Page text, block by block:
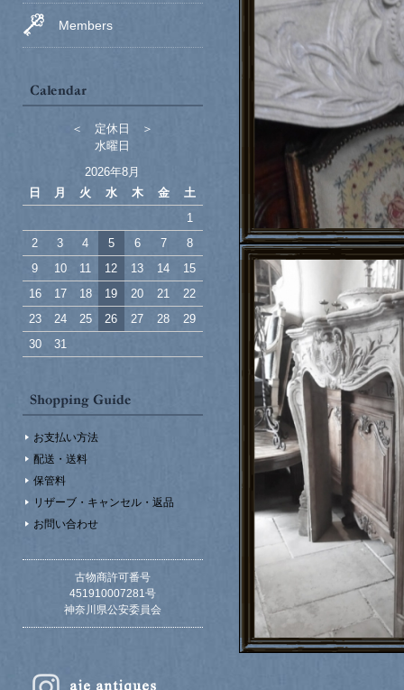
Members
＜ 定休日 ＞
水曜日
2026年8月
日
月 火 水 木 金
土
1
2
3 4 5 6 7
8
9
10 11 12 13 14
15
16
17 18 19 20 21
22
23
24 25 26 27 28
29
30
31
お支払い方法
配送・送料
保管料
リザーブ・キャンセル・返品
お問い合わせ
古物商許可番号
451910007281号
神奈川県公安委員会